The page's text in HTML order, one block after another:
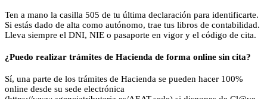
Ten a mano la casilla 505 de tu última declaración para identificarte.
Si estás dado de alta como autónomo, trae tus libros de contabilidad.
Lleva siempre el DNI, NIE o pasaporte en vigor y el código de cita.
¿Puedo realizar trámites de Hacienda de forma online sin cita?
Sí, una parte de los trámites de Hacienda se pueden hacer 100%
online desde su sede electrónica